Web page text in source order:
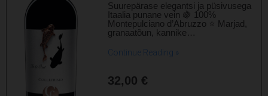
Suurepärase elegantsi ja püsivusega
Itaalia punane vein 🍇 100%
Montepulciano d’Abruzzo ⭐ Marjad,
granaatõun, kannike…
Continue Reading »
32,00 €